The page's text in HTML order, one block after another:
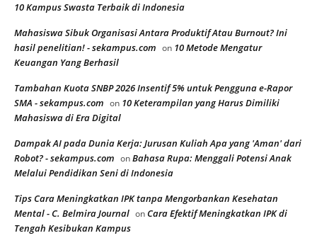
10 Kampus Swasta Terbaik di Indonesia
Mahasiswa Sibuk Organisasi Antara Produktif Atau Burnout? Ini
hasil penelitian! - sekampus.com on 10 Metode Mengatur
Keuangan Yang Berhasil
Tambahan Kuota SNBP 2026 Insentif 5% untuk Pengguna e-Rapor
SMA - sekampus.com on 10 Keterampilan yang Harus Dimiliki
Mahasiswa di Era Digital
Dampak AI pada Dunia Kerja: Jurusan Kuliah Apa yang 'Aman' dari
Robot? - sekampus.com onBahasa Rupa: Menggali Potensi Anak
Melalui Pendidikan Seni di Indonesia
Tips Cara Meningkatkan IPK tanpa Mengorbankan Kesehatan
Mental - C. Belmira Journal onCara Efektif Meningkatkan IPK di
Tengah Kesibukan Kampus